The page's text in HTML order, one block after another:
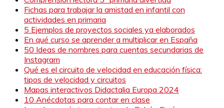
Fichas para trabajar la amistad en infantil con
actividades en primaria
5 Ejemplos de proyectos sociales ya elaborados
En qué curso se aprender a multiplicar en España
50 Ideas de nombres para cuentas secundarias de
Instagram
Qué es el circuito de velocidad en educación física:
tipos de velocidad y circuitos
Mapas interactivos Didactalia Europa 2024
10 Anécdotas para contar en clase